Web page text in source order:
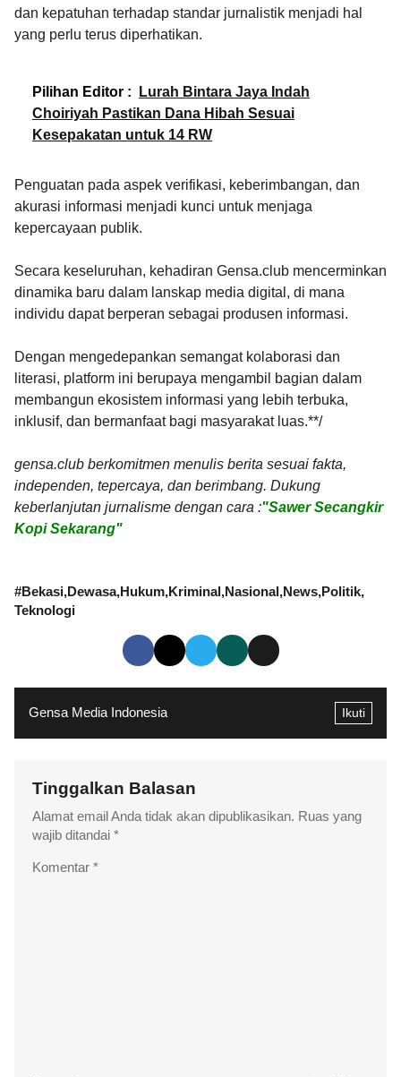
dan kepatuhan terhadap standar jurnalistik menjadi hal
yang perlu terus diperhatikan.
Pilihan Editor :
Lurah Bintara Jaya Indah
Choiriyah Pastikan Dana Hibah Sesuai
Kesepakatan untuk 14 RW
Penguatan pada aspek verifikasi, keberimbangan, dan
akurasi informasi menjadi kunci untuk menjaga
kepercayaan publik.
Secara keseluruhan, kehadiran Gensa.club mencerminkan
dinamika baru dalam lanskap media digital, di mana
individu dapat berperan sebagai produsen informasi.
Dengan mengedepankan semangat kolaborasi dan
literasi, platform ini berupaya mengambil bagian dalam
membangun ekosistem informasi yang lebih terbuka,
inklusif, dan bermanfaat bagi masyarakat luas.**/
gensa.club berkomitmen menulis berita sesuai fakta,
independen, tepercaya, dan berimbang. Dukung
keberlanjutan jurnalisme dengan cara :"Sawer Secangkir
Kopi Sekarang"
#Bekasi Dewasa Hukum Kriminal Nasional News Politik
Teknologi
Gensa Media Indonesia Ikuti
Tinggalkan Balasan
Alamat email Anda tidak akan dipublikasikan. Ruas yang
wajib ditandai *
Komentar *